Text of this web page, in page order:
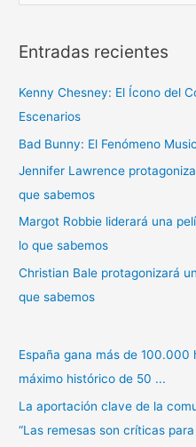
c
r
p
o
r
:
Entradas recientes
Kenny Chesney: El Ícono del
Escenarios
Bad Bunny: El Fenómeno
Jennifer Lawrence
que sabemos
Margot Robbie liderará una
lo que sabemos
Christian Bale protagonizará
que sabemos
España gana más de
máximo histórico de 50 ...
La aportación clave de la
“Las remesas son críticas para